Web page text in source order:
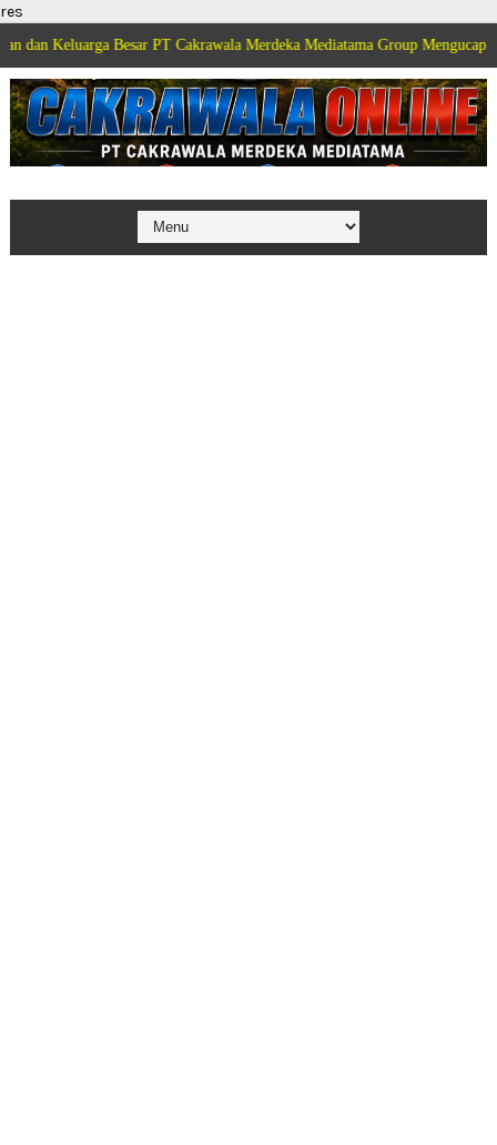
res
Besar PT Cakrawala Merdeka Mediatama Group Mengucapkan